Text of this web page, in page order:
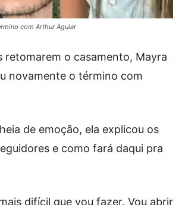
com Arthur Aguiar
retomarem o casamento, Mayra
novamente o término com
de emoção, ela explicou os
e como fará daqui pra
difícil que vou fazer. Vou abrir